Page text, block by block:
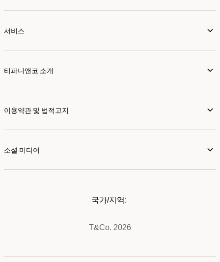
서비스
티파니앤코 소개
이용약관 및 법적고지
소셜 미디어
T&Co. 2026
국가/지역: